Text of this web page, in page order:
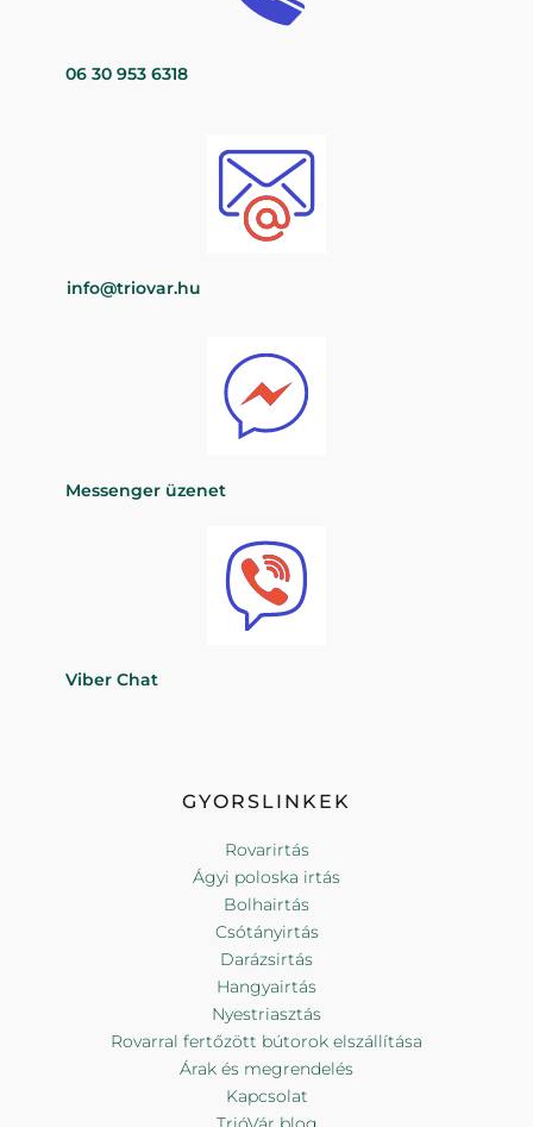
06 30 953 6318
info@triovar.hu
Messenger üzenet
Viber Chat
GYORSLINKEK
Rovarirtás
Ágyi poloska irtás
Bolhairtás
Csótányirtás
Darázsirtás
Hangyairtás
Nyestriasztás
Rovarral fertőzött bútorok elszállítása
Árak és megrendelés
Kapcsolat